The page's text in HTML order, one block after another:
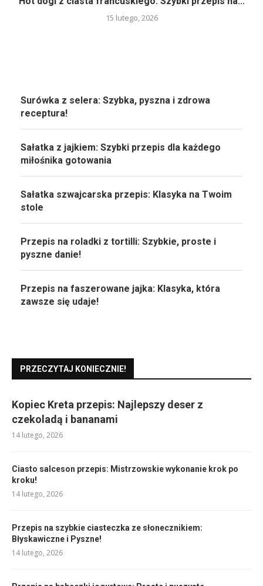
15 lutego, 2026
Surówka z selera: Szybka, pyszna i zdrowa
receptura!
Sałatka z jajkiem: Szybki przepis dla każdego
miłośnika gotowania
Sałatka szwajcarska przepis: Klasyka na Twoim
stole
Przepis na roladki z tortilli: Szybkie, proste i
pyszne danie!
Przepis na faszerowane jajka: Klasyka, która
zawsze się udaje!
PRZECZYTAJ KONIECZNIE!
Kopiec Kreta przepis: Najlepszy deser z
czekoladą i bananami
14 lutego, 2026
Ciasto salceson przepis: Mistrzowskie wykonanie krok po
kroku!
14 lutego, 2026
Przepis na szybkie ciasteczka ze słonecznikiem:
Błyskawiczne i Pyszne!
14 lutego, 2026